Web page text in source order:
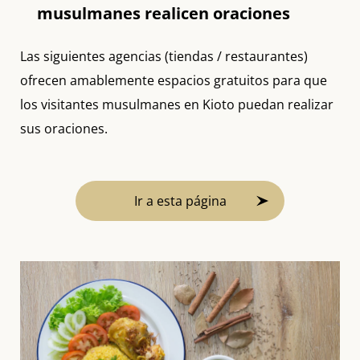
musulmanes realicen oraciones
Las siguientes agencias (tiendas / restaurantes)
ofrecen amablemente espacios gratuitos para que
los visitantes musulmanes en Kioto puedan realizar
sus oraciones.
Ir a esta página